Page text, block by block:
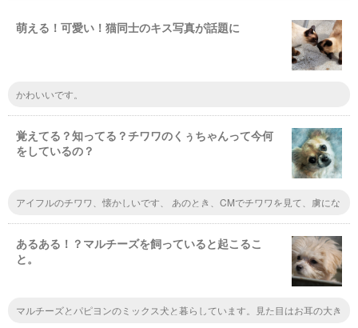
萌える！可愛い！猫同士のキス写真が話題に
かわいいです。
覚えてる？知ってる？チワワのくぅちゃんって今何
をしているの？
アイフルのチワワ、懐かしいです、 あのとき、CMでチワワを見て、虜にな
あるある！？マルチーズを飼っていると起こるこ
と。
マルチーズとパピヨンのミックス犬と暮らしています。見た目はお耳の大き